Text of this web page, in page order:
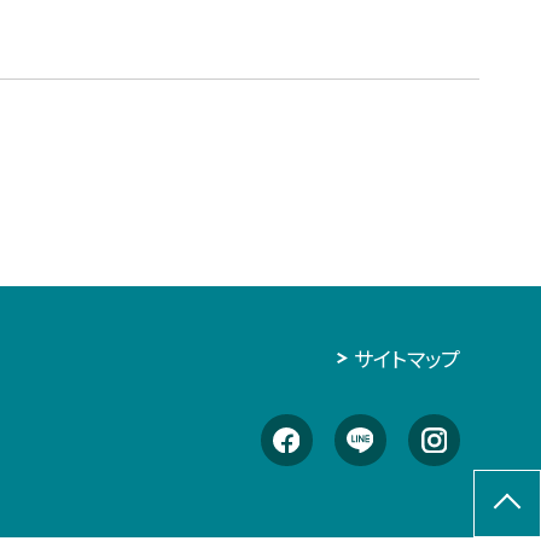
サイトマップ